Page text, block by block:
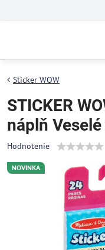
NOVINKA
Sticker WOW
STICKER
náplň
Hodnotenie